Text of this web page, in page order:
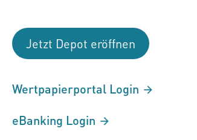
Jetzt Depot eröffnen
Wertpapierportal Login
eBanking Login